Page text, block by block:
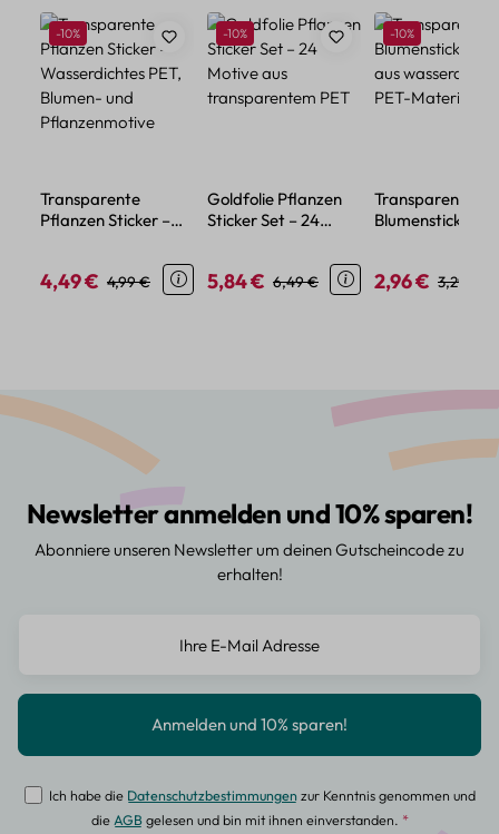
Produktgalerie überspringen
Rabatt
-10%
Transparente
Pflanzen Sticker –
Pflanzenmotive
Verkaufspreis:
4,49 € Regulärer Preis:
4,99 €
Rabatt
-10%
Goldfolie Pflanzen
Sticker Set – 24
transparentem PET
Verkaufspreis:
5,84 € Regulärer Preis:
6,49 €
Rabatt
-10%
Transparente
Blumensticker –
Verkaufspreis:
2,96 € 3,29 €
Newsletter anmelden und 10% sparen!
Abonniere unseren Newsletter um deinen Gutscheincode zu
erhalten!
Ich habe die Datenschutzbestimmungenzur Kenntnis genommen und
dieAGBgelesen und bin mit ihnen einverstanden. *